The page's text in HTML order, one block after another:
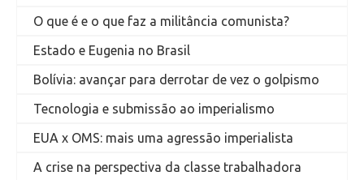
O que é e o que faz a militância comunista?
Estado e Eugenia no Brasil
Bolívia: avançar para derrotar de vez o golpismo
Tecnologia e submissão ao imperialismo
EUA x OMS: mais uma agressão imperialista
A crise na perspectiva da classe trabalhadora